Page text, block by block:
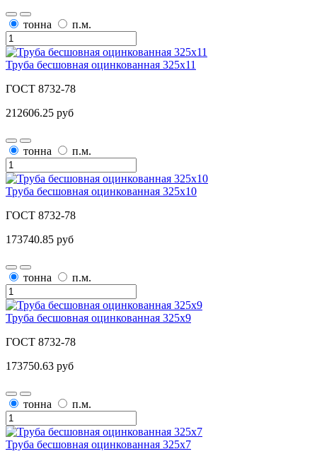
тонна п.м.
Труба бесшовная оцинкованная 325х11
ГОСТ 8732-78
212606.25 руб
тонна п.м.
Труба бесшовная оцинкованная 325х10
ГОСТ 8732-78
173740.85 руб
тонна п.м.
Труба бесшовная оцинкованная 325х9
ГОСТ 8732-78
173750.63 руб
тонна п.м.
Труба бесшовная оцинкованная 325х7